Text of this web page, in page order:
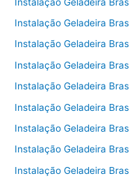
Instalação Geladeira
Instalação Geladeira
Instalação Geladeira
Instalação Geladeira
Instalação Geladeira
Instalação Geladeira
Instalação Geladeira
Instalação Geladeira